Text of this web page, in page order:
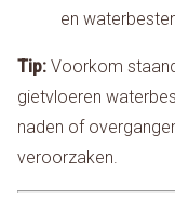
en
Tip:Voorkom
gietvloeren
naden of
veroorzaken.